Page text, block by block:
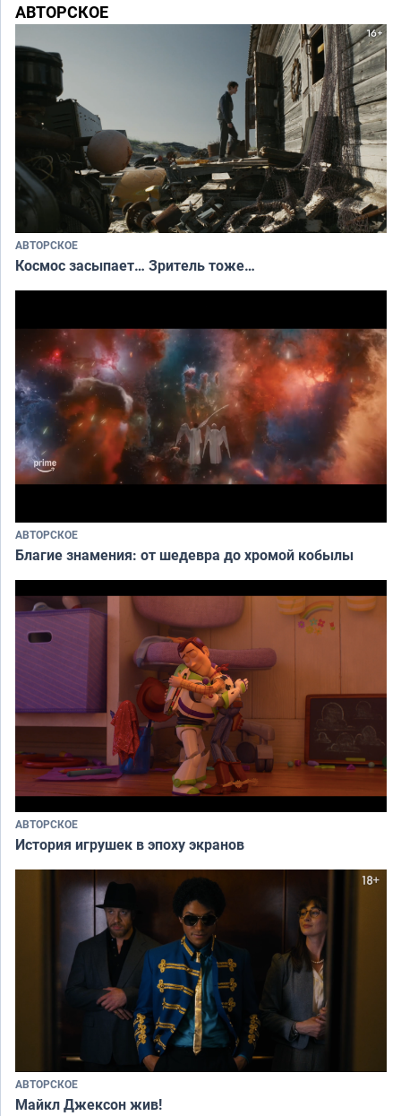
АВТОРСКОЕ
АВТОРСКОЕ
Космос засыпает… Зритель тоже…
АВТОРСКОЕ
Благие знамения: от шедевра до хромой кобылы
АВТОРСКОЕ
История игрушек в эпоху экранов
АВТОРСКОЕ
Майкл Джексон жив!